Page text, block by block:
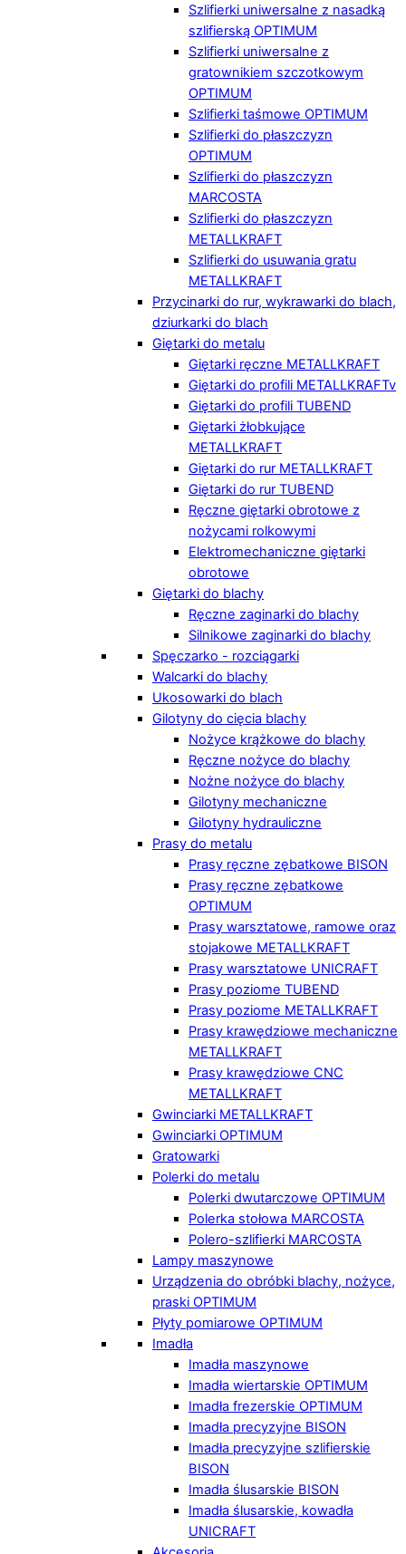
Szlifierki uniwersalne z nasadką
szlifierską OPTIMUM
Szlifierki uniwersalne z
gratownikiem szczotkowym
OPTIMUM
Szlifierki taśmowe OPTIMUM
Szlifierki do płaszczyzn
OPTIMUM
Szlifierki do płaszczyzn
MARCOSTA
Szlifierki do płaszczyzn
METALLKRAFT
Szlifierki do usuwania gratu
METALLKRAFT
Przycinarki do rur, wykrawarki do blach,
dziurkarki do blach
Giętarki do metalu
Giętarki ręczne METALLKRAFT
Giętarki do profili METALLKRAFTv
Giętarki do profili TUBEND
Giętarki żłobkujące
METALLKRAFT
Giętarki do rur METALLKRAFT
Giętarki do rur TUBEND
Ręczne giętarki obrotowe z
nożycami rolkowymi
Elektromechaniczne giętarki
obrotowe
Giętarki do blachy
Ręczne zaginarki do blachy
Silnikowe zaginarki do blachy
Spęczarko - rozciągarki
Walcarki do blachy
Ukosowarki do blach
Gilotyny do cięcia blachy
Nożyce krążkowe do blachy
Ręczne nożyce do blachy
Nożne nożyce do blachy
Gilotyny mechaniczne
Gilotyny hydrauliczne
Prasy do metalu
Prasy ręczne zębatkowe BISON
Prasy ręczne zębatkowe
OPTIMUM
Prasy warsztatowe, ramowe oraz
stojakowe METALLKRAFT
Prasy warsztatowe UNICRAFT
Prasy poziome TUBEND
Prasy poziome METALLKRAFT
Prasy krawędziowe mechaniczne
METALLKRAFT
Prasy krawędziowe CNC
METALLKRAFT
Gwinciarki METALLKRAFT
Gwinciarki OPTIMUM
Gratowarki
Polerki do metalu
Polerki dwutarczowe OPTIMUM
Polerka stołowa MARCOSTA
Polero-szlifierki MARCOSTA
Lampy maszynowe
Urządzenia do obróbki blachy, nożyce,
praski OPTIMUM
Płyty pomiarowe OPTIMUM
Imadła
Imadła maszynowe
Imadła wiertarskie OPTIMUM
Imadła frezerskie OPTIMUM
Imadła precyzyjne BISON
Imadła precyzyjne szlifierskie
BISON
Imadła ślusarskie BISON
Imadła ślusarskie, kowadła
UNICRAFT